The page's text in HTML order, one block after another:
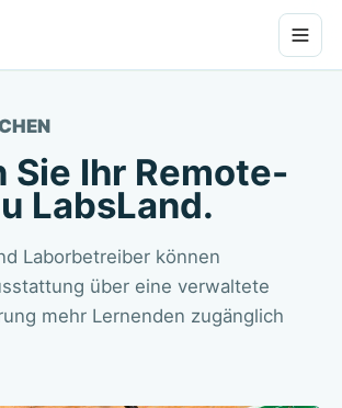
Sie Ihr Remote-
LabsLand.
Laborbetreiber können
über eine verwaltete
mehr Lernenden zugänglich